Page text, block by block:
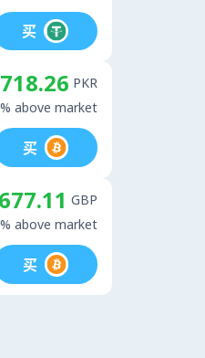
买
PKR
above market
买
GBP
above market
买